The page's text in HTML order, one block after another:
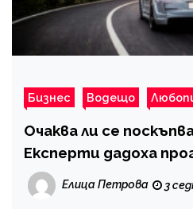
Бизнес Водещо
Очаква ли се
Експерти дадоха
Елица Петрова 3